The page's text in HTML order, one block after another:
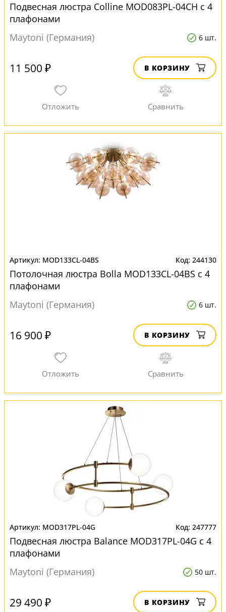
Подвесная люстра Colline MOD083PL-04CH с 4
плафонами
Maytoni (Германия)
6 шт.
11 500 ₽ В КОРЗИНУ
MOD133CL-04BS 244130
Потолочная люстра Bolla MOD133CL-04BS с 4
плафонами
Maytoni (Германия)
6 шт.
16 900 ₽ В КОРЗИНУ
MOD317PL-04G 247777
Подвесная люстра Balance MOD317PL-04G с 4
плафонами
Maytoni (Германия)
50 шт.
29 490 ₽ В КОРЗИНУ